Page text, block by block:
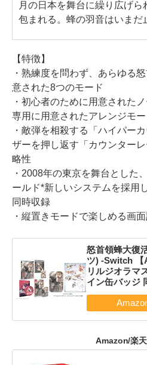
月の日本を舞台に繰り広げ
包まれる。蜂の羽音はいまだ
【特徴】
・熟練度を問わず、あらゆる
意された8つのモード
・初心者のために用意された
専用に用意されたアレンジモー
・敵弾を相殺する「ハイパー
ザーを押し返す「カウンター
略性
・2008年の東京を舞台とした
ールド*新しいシステムを採用
同時収録
・縦置きモードで楽しめる画
怒首領蜂大復
ツ) -Switch 【
リルジオラマ
イン缶バッジ
Amazon/楽